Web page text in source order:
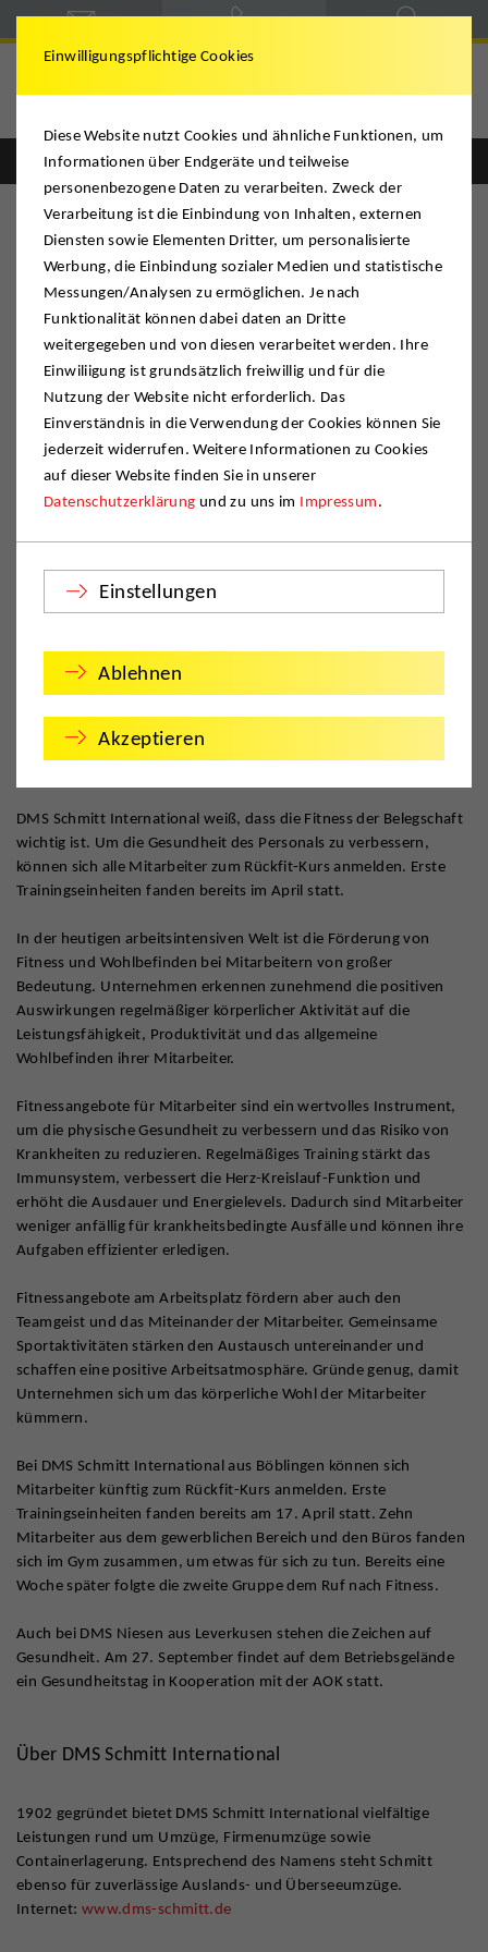
Englisch
Schmitt International
GESUNDHEIT. Mitarbeiter von DMS Schmitt
können sich fit halten
DMS Schmitt International weiß, dass die Fitness der Belegschaft
wichtig ist. Um die Gesundheit des Personals zu verbessern,
können sich alle Mitarbeiter zum Rückfit-Kurs anmelden. Erste
Trainingseinheiten fanden bereits im April statt.
In der heutigen arbeitsintensiven Welt ist die Förderung von
Fitness und Wohlbefinden bei Mitarbeitern von großer
Bedeutung. Unternehmen erkennen zunehmend die positiven
Auswirkungen regelmäßiger körperlicher Aktivität auf die
Leistungsfähigkeit, Produktivität und das allgemeine
Wohlbefinden ihrer Mitarbeiter.
Fitnessangebote für Mitarbeiter sind ein wertvolles Instrument,
um die physische Gesundheit zu verbessern und das Risiko von
Krankheiten zu reduzieren. Regelmäßiges Training stärkt das
Immunsystem, verbessert die Herz-Kreislauf-Funktion und
erhöht die Ausdauer und Energielevels. Dadurch sind Mitarbeiter
weniger anfällig für krankheitsbedingte Ausfälle und können ihre
Aufgaben effizienter erledigen.
Fitnessangebote am Arbeitsplatz fördern aber auch den
Teamgeist und das Miteinander der Mitarbeiter. Gemeinsame
Sportaktivitäten stärken den Austausch untereinander und
schaffen eine positive Arbeitsatmosphäre. Gründe genug, damit
Unternehmen sich um das körperliche Wohl der Mitarbeiter
kümmern.
Bei DMS Schmitt International aus Böblingen können sich
Mitarbeiter künftig zum Rückfit-Kurs anmelden. Erste
Trainingseinheiten fanden bereits am 17. April statt. Zehn
Mitarbeiter aus dem gewerblichen Bereich und den Büros fanden
sich im Gym zusammen, um etwas für sich zu tun. Bereits eine
Woche später folgte die zweite Gruppe dem Ruf nach Fitness.
Auch bei DMS Niesen aus Leverkusen stehen die Zeichen auf
Gesundheit. Am 27. September findet auf dem Betriebsgelände
ein Gesundheitstag in Kooperation mit der AOK statt.
Über DMS Schmitt International
1902 gegründet bietet DMS Schmitt International vielfältige
Leistungen rund um Umzüge, Firmenumzüge sowie
Containerlagerung. Entsprechend des Namens steht Schmitt
ebenso für zuverlässige Auslands- und Überseeumzüge.
Internet: www.dms-schmitt.de
Einwilligungspflichtige Cookies
Diese Website nutzt Cookies und ähnliche Funktionen, um
Informationen über Endgeräte und teilweise
personenbezogene Daten zu verarbeiten. Zweck der
Verarbeitung ist die Einbindung von Inhalten, externen
Diensten sowie Elementen Dritter, um personalisierte
Werbung, die Einbindung sozialer Medien und statistische
Messungen/Analysen zu ermöglichen. Je nach
Funktionalität können dabei daten an Dritte
weitergegeben und von diesen verarbeitet werden. Ihre
Einwiliigung ist grundsätzlich freiwillig und für die
Nutzung der Website nicht erforderlich. Das
Einverständnis in die Verwendung der Cookies können Sie
jederzeit widerrufen. Weitere Informationen zu Cookies
auf dieser Website finden Sie in unserer
Datenschutzerklärung und zu uns im Impressum.
Einstellungen
Ablehnen
Akzeptieren